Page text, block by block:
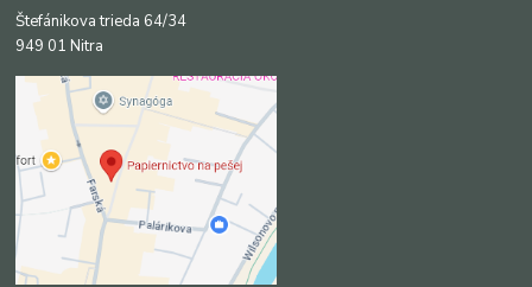
Štefánikova trieda 64/34
949 01 Nitra